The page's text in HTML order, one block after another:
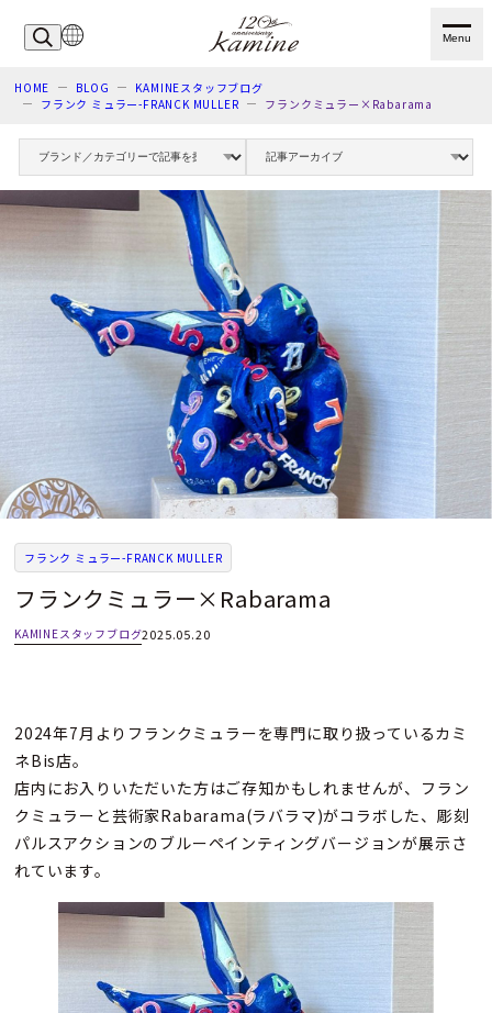
Menu
HOME BLOG
KAMINEスタッフブログ
フランク ミュラー-FRANCK MULLER
フランクミュラー×Rabarama
フランク ミュラー-FRANCK MULLER
フランクミュラー×Rabarama
KAMINEスタッフブログ2025.05.20
2024年7月よりフランクミュラーを専門に取り扱っているカミ
ネBis店。
店内にお入りいただいた方はご存知かもしれませんが、フラン
クミュラーと芸術家Rabarama(ラバラマ)がコラボした、彫刻
パルスアクションのブルーペインティングバージョンが展示さ
れています。